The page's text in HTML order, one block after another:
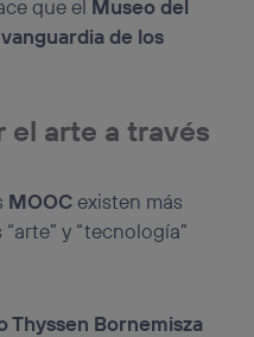
que el Museo del
vanguardia de los
el arte a través
MOOCexisten más
y “tecnología”
Thyssen Bornemisza